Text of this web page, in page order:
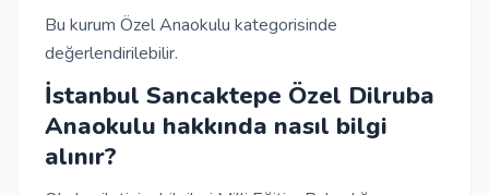
Bu kurum Özel Anaokulu kategorisinde
değerlendirilebilir.
İstanbul Sancaktepe Özel Dilruba
Anaokulu hakkında nasıl bilgi
alınır?